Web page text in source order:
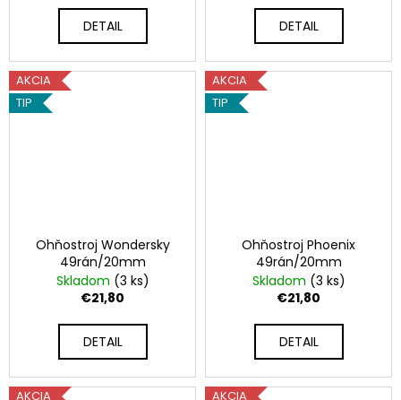
DETAIL DETAIL
AKCIA
TIP
Ohňostroj Wondersky
49rán/20mm
Skladom (3 ks)
€21,80
DETAIL
AKCIA
TIP
Ohňostroj Phoenix
49rán/20mm
Skladom (3 ks)
€21,80
DETAIL
AKCIA
AKCIA